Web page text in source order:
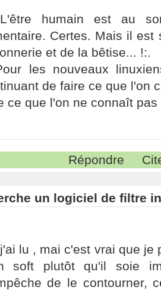
humain est au
Certes. Mais il est
et de la bêtise... !:.
les nouveaux
de faire ce que l'on
ce que l'on ne connaît pas
Répondre
un logiciel de filtre
lu , mai c'est vrai que je
soft plutôt qu'il soie
de le contourner,